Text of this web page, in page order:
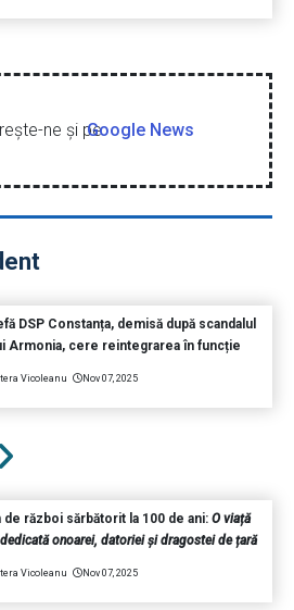
ne şi peGoogle News
DSP Constanța, demisă după scandalul
Armonia, cere reintegrarea în funcție
Vicoleanu Nov 07, 2025
de război sărbătorit la 100 de ani: O viață
onoarei, datoriei și dragostei de țară
Vicoleanu Nov 07, 2025